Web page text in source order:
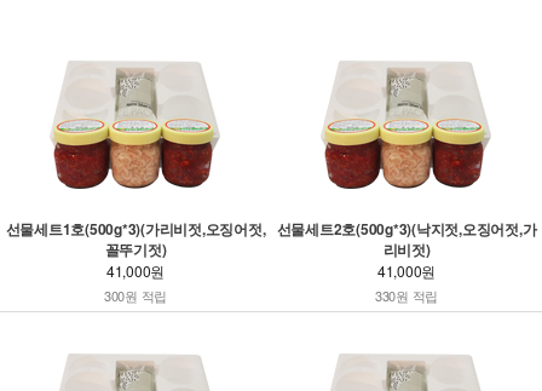
선물세트1호(500g*3)(가리비젓,오징어젓,
꼴뚜기젓)
41,000원
300원 적립
선물세트2호(500g*3)(낙지젓,오징어젓,가
리비젓)
41,000원
330원 적립